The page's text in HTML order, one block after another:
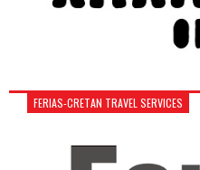
FERIAS-CRETAN TRAVEL SERVICES